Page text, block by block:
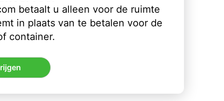
betaalt u alleen voor de ruimte
in plaats van te betalen voor de
container.